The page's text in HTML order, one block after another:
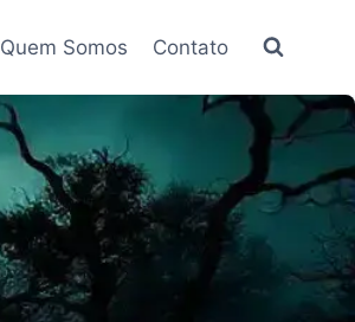
Quem Somos Contato